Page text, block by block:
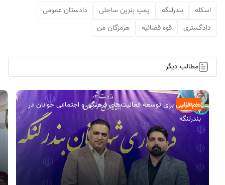
اسکله بندرلنگه پمپ بنزین ساحلی
دادستان عمومی
دادگستری
قوه قضائیه هرمزگان من
مطالب دیگر
اجتماعی
هم‌افزایی برای توسعه فعالیت‌های فرهنگی و اجتماعی جوانان در
بندرلنگه